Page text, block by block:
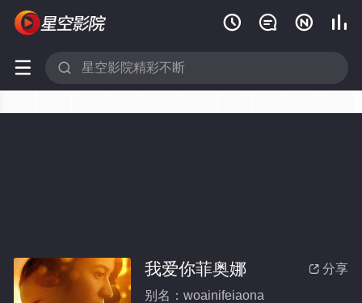
   
 
 分享
我爱你菲奥娜
别名：woainifeiaona